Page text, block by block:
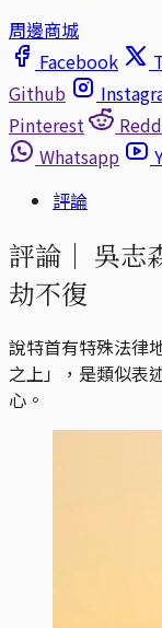
周邊商城
Facebook
Github
Pinterest
Whatsapp
評論
評論｜ 吳志
劫不復
說特首有特殊法律
之上」，是類似表
心。